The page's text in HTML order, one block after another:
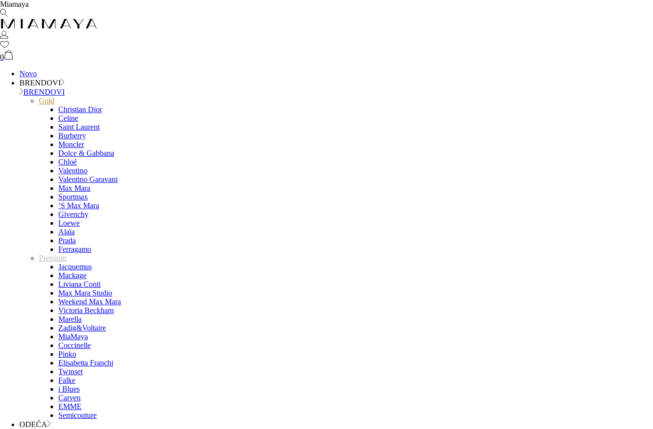
Miamaya
0
Novo
BRENDOVI
BRENDOVI
Gold
Christian Dior
Celine
Saint Laurent
Burberry
Moncler
Dolce & Gabbana
Chloé
Valentino
Valentino Garavani
Max Mara
Sportmax
‘S Max Mara
Givenchy
Loewe
Alaïa
Prada
Ferragamo
Premium
Jacquemus
Mackage
Liviana Conti
Max Mara Studio
Weekend Max Mara
Victoria Beckham
Marella
Zadig&Voltaire
MiaMaya
Coccinelle
Pinko
Elisabetta Franchi
Twinset
Falke
i Blues
Carven
EMME
Semicouture
ODEĆA